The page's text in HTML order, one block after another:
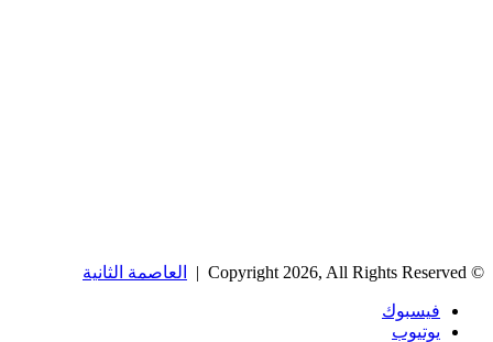
© Copyright 2026, All Rights Reserved | العاصمة الثانية
فيسبوك
يوتيوب